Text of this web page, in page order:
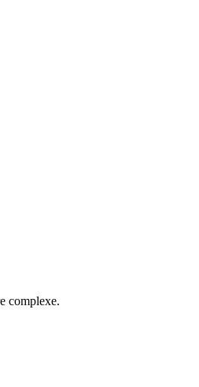
complexe.